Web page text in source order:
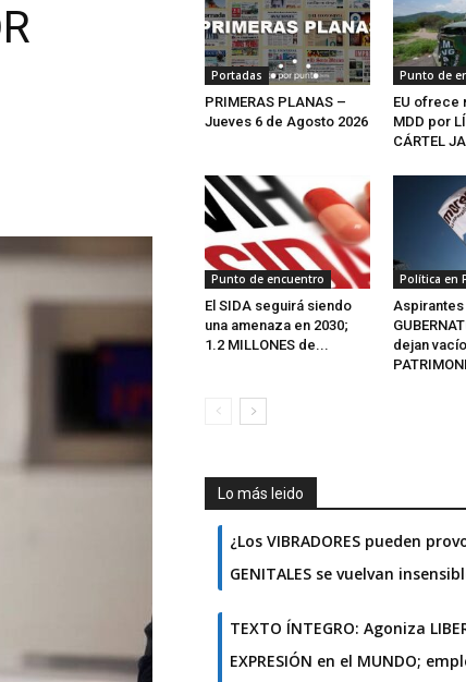
Portadas
PRIMERAS PLANAS –
Jueves 6 de Agosto 2026
Punto de
EU ofrece
MDD por
CÁRTEL
Punto de encuentro
El SIDA seguirá siendo
una amenaza en 2030;
1.2 MILLONES de...
Política en
Aspirantes
dejan
Lo más leido
¿Los VIBRADORES pueden
GENITALES se vuelvan
TEXTO ÍNTEGRO: Agoniza
EXPRESIÓN en el MUNDO;